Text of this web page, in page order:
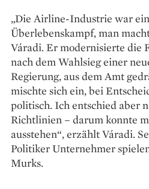
„Die Airline-Industrie war
Überlebenskampf, man
Váradi. Er modernisierte die
nach dem Wahlsieg einer
Regierung, aus dem Amt
mischte sich ein, bei
politisch. Ich entschied aber
Richtlinien – darum konnte
ausstehen“, erzählt Váradi.
Politiker Unternehmer
Murks.